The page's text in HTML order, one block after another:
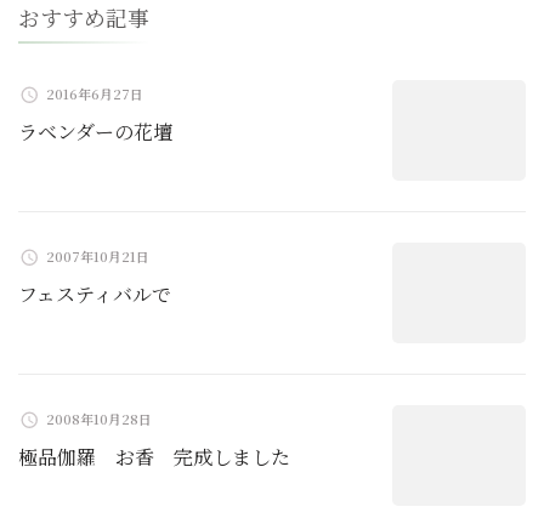
シ
ョ
ン
おすすめ記事
2016年6月27日
ラベンダーの花壇
2007年10月21日
フェスティバルで
2008年10月28日
極品伽羅 お香 完成しました